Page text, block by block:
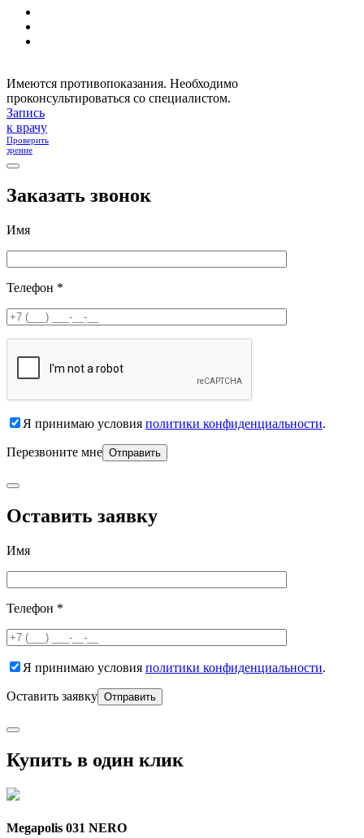
Имеются противопоказания. Необходимо
проконсультироваться со специалистом.
Запись
к врачу
Проверить
зрение
Заказать звонок
Имя
Телефон *
Я принимаю условия политики конфиденциальности.
Перезвоните мне
Оставить заявку
Имя
Телефон *
Я принимаю условия политики конфиденциальности.
Оставить заявку
Купить в один клик
Megapolis 031 NERO